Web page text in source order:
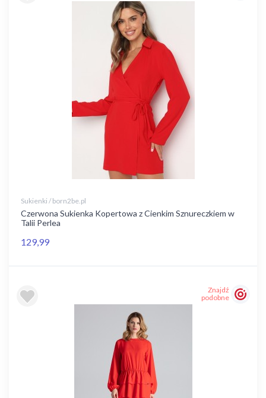
Sukienki / born2be.pl
Czerwona Sukienka Kopertowa z Cienkim Sznureczkiem w
Talii Perlea
129,99
Znajdź
podobne